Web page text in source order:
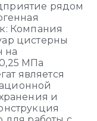
рядом
Компания
цистерны
на
МПа
является
и